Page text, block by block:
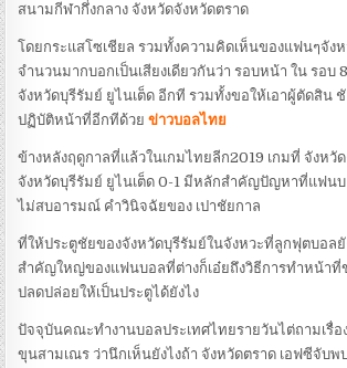
สนามกีฬากึ่งกลาง จังหวัดจังหวัดตราด
โดยกระแสโซเชียล รวมทั้งความคิดเห็นของแฟนๆจังห
จำนวนมากบอกเป็นเสียงเดียวกันว่า รอบหน้า ใน รอ
จังหวัดบุรีรัมย์ ยูไนเต็ด อีกที รวมทั้งขอให้เอาผู้ตัดสิน
ปฏิบัติหน้าที่อีกทีด้วยข่าวบอลไทย
ข้างหลังฤดูกาลที่แล้วในเกมไทยลีก2019 เกมที่ จังหวั
จังหวัดบุรีรัมย์ ยูไนเต็ด 0-1 มีหลักสำคัญปัญหาที่แฟนบ
ไม่สบอารมณ์ คำวินิจฉัยของ เปาชัยกาล
ที่ให้ประตูชัยของจังหวัดบุรีรัมย์ในจังหวะที่ลูกฟุตบอลยั
สำคัญใหญ่ของแฟนบอลที่ต่างก็เอ๋ยถึงวิธีการทำหน้าที่ข
ปลดปล่อยให้เป็นประตูได้ยังไง
ปัจจุบันคณะทำงานบอลประเทศไทยรายวันไต่ถามเรื่
ขุนสามเณร ว่านึกเห็นยังไงถ้า จังหวัดตราด เอฟซีจับพ